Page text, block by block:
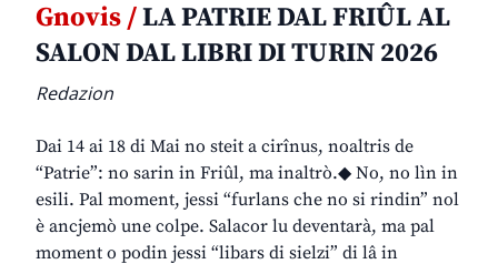
Gnovis /LA PATRIE DAL FRIÛL AL
SALON DAL LIBRI DI TURIN 2026
Redazion
Dai 14 ai 18 di Mai no steit a cirînus, noaltris de
“Patrie”: no sarin in Friûl, ma inaltrò.◆ No, no lìn in
esili. Pal moment, jessi “furlans che no si rindin” nol
è ancjemò une colpe. Salacor lu deventarà, ma pal
moment o podin jessi “libars di sielzi” di lâ in